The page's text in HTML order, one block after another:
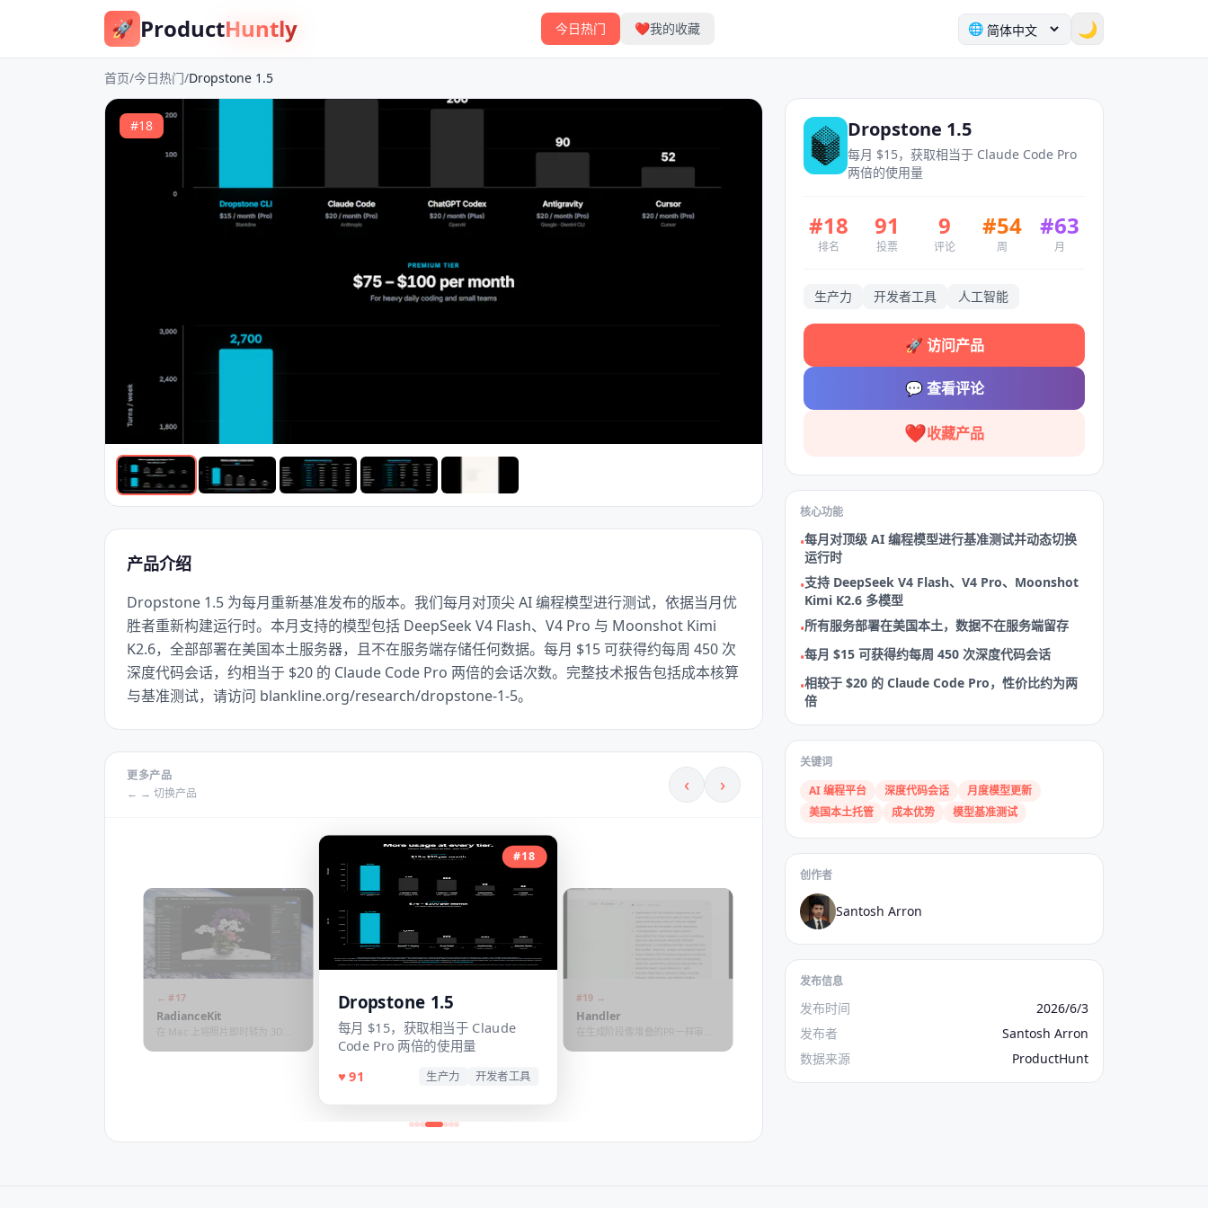
🚀 ProductHuntly 今日热门 ❤️我的收藏 🌐 🌙
首页/今日热门/Dropstone 1.5
#18
产品介绍
Dropstone 1.5 为每月重新基准发布的版本。我们每月对顶尖 AI 编程模型进行测试，依据当月优
胜者重新构建运行时。本月支持的模型包括 DeepSeek V4 Flash、V4 Pro 与 Moonshot Kimi
K2.6，全部部署在美国本土服务器，且不在服务端存储任何数据。每月 $15 可获得约每周 450 次
深度代码会话，约相当于 $20 的 Claude Code Pro 两倍的会话次数。完整技术报告包括成本核算
与基准测试，请访问 blankline.org/research/dropstone-1-5。
更多产品
← → 切换产品
‹ ›
← #17
RadianceKit
在 Mac 上将照片即时转为 3D
#18
Dropstone 1.5
每月 $15，获取相当于 Claude
Code Pro 两倍的使用量
♥91 生产力 开发者工具
#19 →
Handler
在生成阶段像堆叠的PR一样审查
Dropstone 1.5
每月 $15，获取相当于 Claude Code Pro
两倍的使用量
#18
排名
91
投票
9
评论
#54
周
#63
月
生产力 开发者工具 人工智能
🚀 访问产品
💬查看评论
❤️收藏产品
核心功能
•每月对顶级 AI 编程模型进行基准测试并动态切换
运行时
•支持 DeepSeek V4 Flash、V4 Pro、Moonshot
Kimi K2.6 多模型
•所有服务部署在美国本土，数据不在服务端留存
•每月 $15 可获得约每周 450 次深度代码会话
•相较于 $20 的 Claude Code Pro，性价比约为两
倍
关键词
AI 编程平台
深度代码会话
月度模型更新
美国本土托管
成本优势 模型基准测试
创作者
Santosh Arron
发布信息
发布时间
2026/6/3
发布者
Santosh Arron
数据来源
ProductHunt